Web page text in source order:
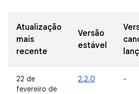
Atualização
mais
recente
Versão
estável
22 de
fevereiro de
2.2.0 -